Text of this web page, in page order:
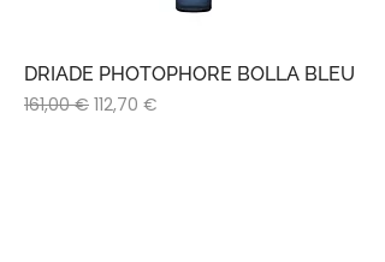
DRIADE PHOTOPHORE BOLLA BLEU
Prix original
161,00 € Prix promotionnel
112,70 €